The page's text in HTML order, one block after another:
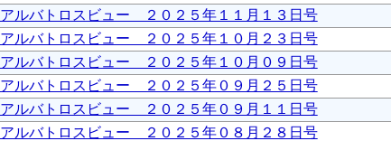
アルバトロスビュー ２０２５年１１月１３日号
アルバトロスビュー ２０２５年１０月２３日号
アルバトロスビュー ２０２５年１０月０９日号
アルバトロスビュー ２０２５年０９月２５日号
アルバトロスビュー ２０２５年０９月１１日号
アルバトロスビュー ２０２５年０８月２８日号